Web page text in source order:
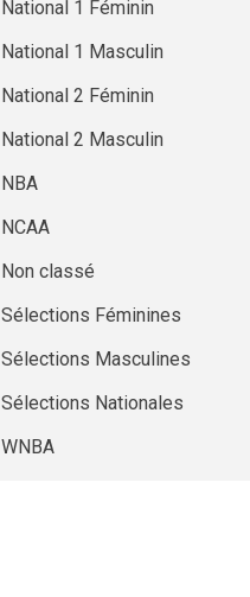
National 1 Féminin
National 1 Masculin
National 2 Féminin
National 2 Masculin
NBA
NCAA
Non classé
Sélections Féminines
Sélections Masculines
Sélections Nationales
WNBA